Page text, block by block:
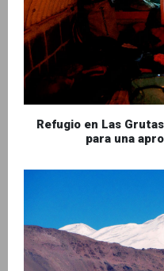
Refugio en Las
para una